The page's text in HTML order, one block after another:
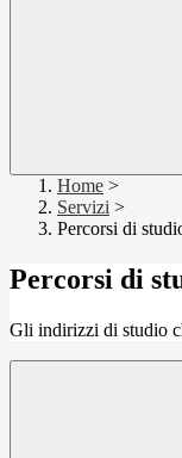
Home >
Servizi >
Percorsi di
Percorsi di
Gli indirizzi di studio